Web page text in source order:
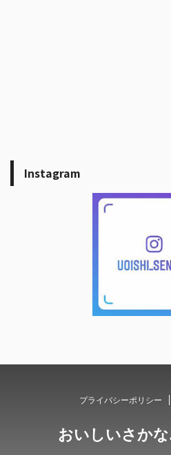
Instagram
プライバシーポリシー
おいしいさか